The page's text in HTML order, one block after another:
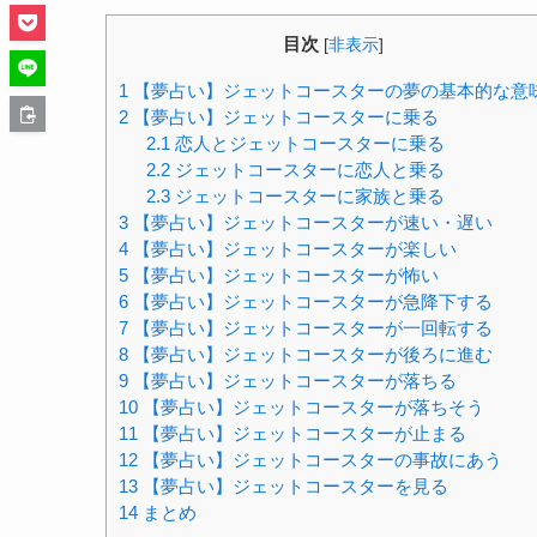
目次 [非表示]
1 【夢占い】ジェットコースターの夢の基本的な意
2 【夢占い】ジェットコースターに乗る
2.1 恋人とジェットコースターに乗る
2.2ジェットコースターに恋人と乗る
2.3ジェットコースターに家族と乗る
3 【夢占い】ジェットコースターが速い・遅い
4 【夢占い】ジェットコースターが楽しい
5 【夢占い】ジェットコースターが怖い
6 【夢占い】ジェットコースターが急降下する
7 【夢占い】ジェットコースターが一回転する
8 【夢占い】ジェットコースターが後ろに進む
9 【夢占い】ジェットコースターが落ちる
10 【夢占い】ジェットコースターが落ちそう
11 【夢占い】ジェットコースターが止まる
12 【夢占い】ジェットコースターの事故にあう
13 【夢占い】ジェットコースターを見る
14 まとめ